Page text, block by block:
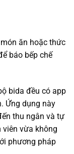
ăn hoặc thức
báo bếp chế
bida đều có app
Ứng dụng này
thu ngân và tự
viên vừa không
phương pháp